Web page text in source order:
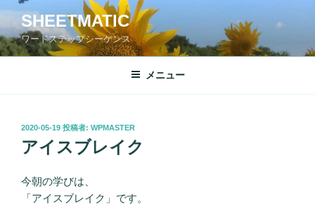
テ
ン
へ
SHEETMATIC
ワードステップシーケンス
メニュー
投
稿
日:
2020-05-19 投稿者: WPMASTER
アイスブレイク
今朝の学びは、
「アイスブレイク」です。